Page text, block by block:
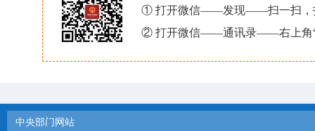
① 打开微信——发现——扫一扫，
② 打开微信——通讯录——右上角“
中央部门网站